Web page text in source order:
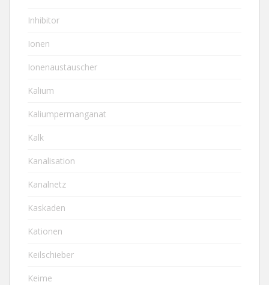
Inhibitor
Ionen
Ionenaustauscher
Kalium
Kaliumpermanganat
Kalk
Kanalisation
Kanalnetz
Kaskaden
Kationen
Keilschieber
Keime